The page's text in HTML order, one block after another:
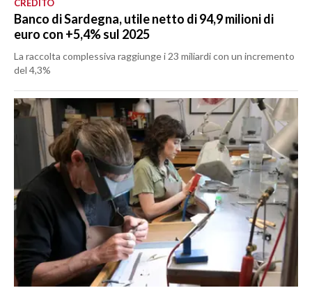
CREDITO
Banco di Sardegna, utile netto di 94,9 milioni di
euro con +5,4% sul 2025
La raccolta complessiva raggiunge i 23 miliardi con un incremento
del 4,3%